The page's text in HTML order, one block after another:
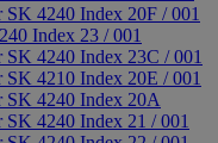
4240 Index 20F / 001
Index 23 / 001
4240 Index 23C / 001
4210 Index 20E / 001
4240 Index 20A
4240 Index 21 / 001